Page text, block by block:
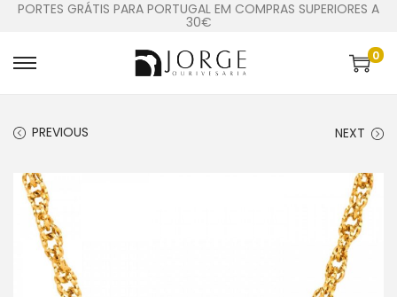
PORTES GRÁTIS PARA PORTUGAL EM COMPRAS SUPERIORES A
30€
0
PREVIOUS NEXT